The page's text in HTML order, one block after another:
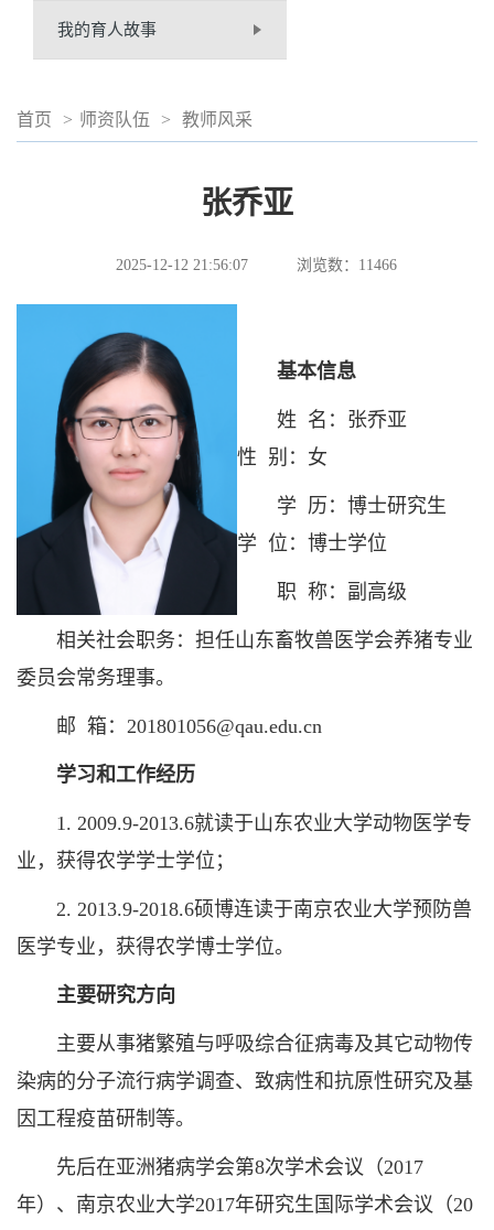
我的育人故事
首页 > 师资队伍 > 教师风采
张乔亚
2025-12-12 21:56:07 浏览数： 11466
基本信息
​姓 名：张乔亚
性 别：女
学 历：博士研究生
学 位：博士学位
职 称：副高级
相关社会职务：担任山东畜牧兽医学会养猪专业
委员会常务理事。
邮 箱：201801056@qau.edu.cn
学习和工作经历
1. 2009.9-2013.6就读于山东农业大学动物医学专
业，获得农学学士学位；
2. 2013.9-2018.6硕博连读于南京农业大学预防兽
医学专业，获得农学博士学位。
主要研究方向
主要从事猪繁殖与呼吸综合征病毒及其它动物传
染病的分子流行病学调查、致病性和抗原性研究及基
因工程疫苗研制等。
先后在亚洲猪病学会第8次学术会议（2017
年）、南京农业大学2017年研究生国际学术会议（20